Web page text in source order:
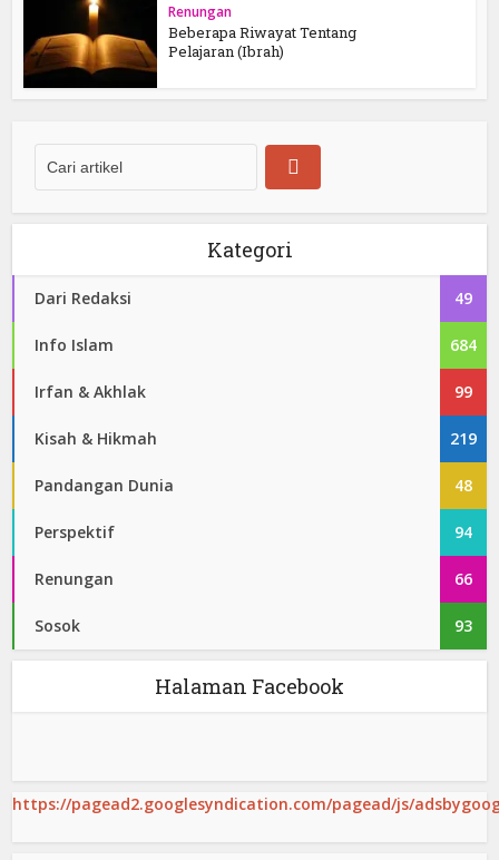
Renungan
Beberapa Riwayat Tentang
Pelajaran (Ibrah)
Kategori
Dari Redaksi 49
Info Islam 684
Irfan & Akhlak 99
Kisah & Hikmah 219
Pandangan Dunia 48
Perspektif 94
Renungan 66
Sosok 93
Halaman Facebook
https://pagead2.googlesyndication.com/pagead/js/